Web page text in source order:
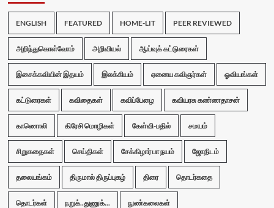
ENGLISH FEATURED HOME-LIT PEER REVIEWED
அறிந்துகொள்வோம் அறிவியல் ஆய்வுக் கட்டுரைகள்
இசைக்கவியின் இதயம் இலக்கியம் ஏனைய கவிஞர்கள் ஓவியங்கள்
கட்டுரைகள் கவிதைகள் கவிப்பேழை கவியரசு கண்ணதாசன்
காணொலி கிரேசி மொழிகள் கேள்வி-பதில் சமயம்
சிறுகதைகள் செய்திகள் சேக்கிழார் பா நயம் ஜோதிடம்
தலையங்கம் திருமால் திருப்புகழ் திரை தொடர்கதை
தொடர்கள் நறுக்..துணுக்... நுண்கலைகள்